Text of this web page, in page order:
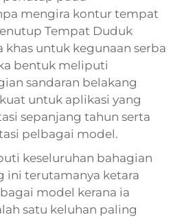
mengira kontur tempat
Tempat Duduk
khas untuk kegunaan serba
bentuk meliputi
sandaran belakang
untuk aplikasi yang
sepanjang tahun serta
pelbagai model.
keseluruhan bahagian
ini terutamanya ketara
model kerana ia
satu keluhan paling